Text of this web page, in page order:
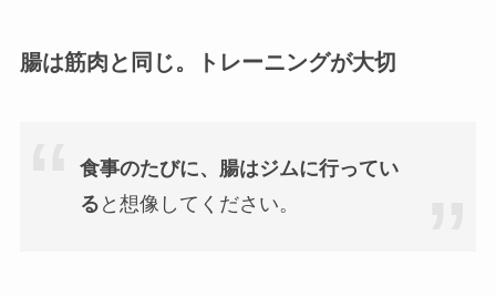
腸は筋肉と同じ。トレーニングが大切
食事のたびに、腸はジムに行ってい
る と想像してください。